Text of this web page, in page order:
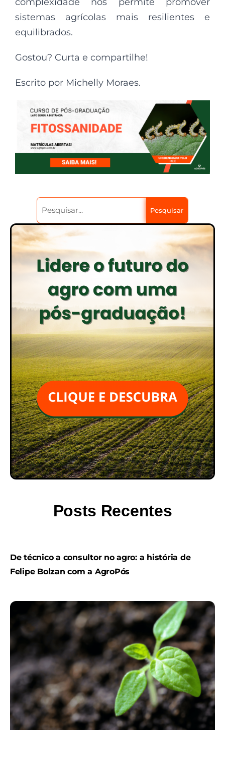
complexidade nos permite promover
sistemas agrícolas mais resilientes e
equilibrados.
Gostou? Curta e compartilhe!
Escrito por Michelly Moraes.
Pesquisar
Posts Recentes
De técnico a consultor no agro: a história de
Felipe Bolzan com a AgroPós